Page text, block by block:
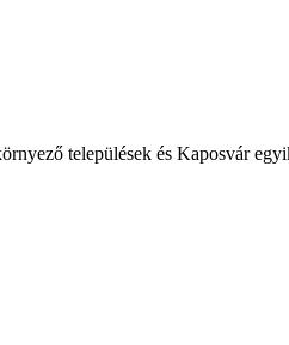
települések és Kaposvár